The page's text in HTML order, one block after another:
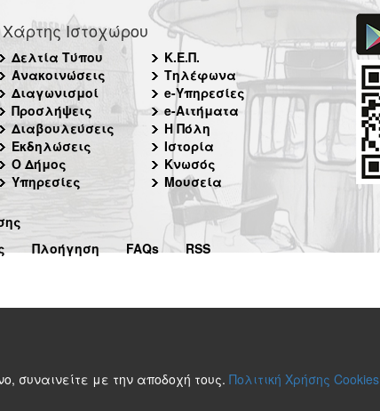
Χάρτης Ιστοχώρου
Δελτία Τύπου
Ανακοινώσεις
Διαγωνισμοί
Προσλήψεις
Διαβουλεύσεις
Εκδηλώσεις
Ο Δήμος
Υπηρεσίες
Κ.Ε.Π.
Τηλέφωνα
e-Υπηρεσίες
e-Αιτήματα
Η Πόλη
Ιστορία
Κνωσός
Μουσεία
Πλοήγηση FAQs RSS
συναινείτε με την αποδοχή τους. Πολιτική Χρήσης Cookies